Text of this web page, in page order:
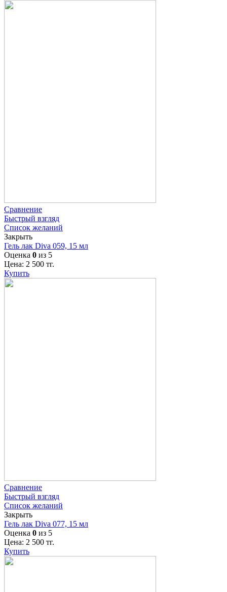
Сравнение
Быстрый взгляд
Список желаний
Закрыть
Гель лак Diva 059, 15 мл
Оценка 0 из 5
Цена: 2 500 тг.
Купить
Сравнение
Быстрый взгляд
Список желаний
Закрыть
Гель лак Diva 077, 15 мл
Оценка 0 из 5
Цена: 2 500 тг.
Купить